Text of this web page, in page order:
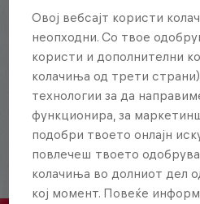
Explora la Galaxia
quién en la mayor
freestyle de
Explora la Galaxia
Овој вебсајт користи
неопходни. Со твое
користи и дополнителни
колачиња од трети
технологии за да
функционира, за
подобри твоето онлајн
повлечеш твоето
колачиња во долниот дел
кој момент. Повеќе